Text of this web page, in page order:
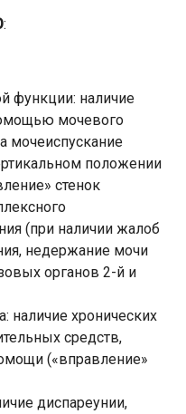
:
функции: наличие
мочевого
мочеиспускание
положении
стенок
(при наличии жалоб
недержание мочи
органов 2-й и
наличие хронических
средств,
(«вправление»
диспареунии,